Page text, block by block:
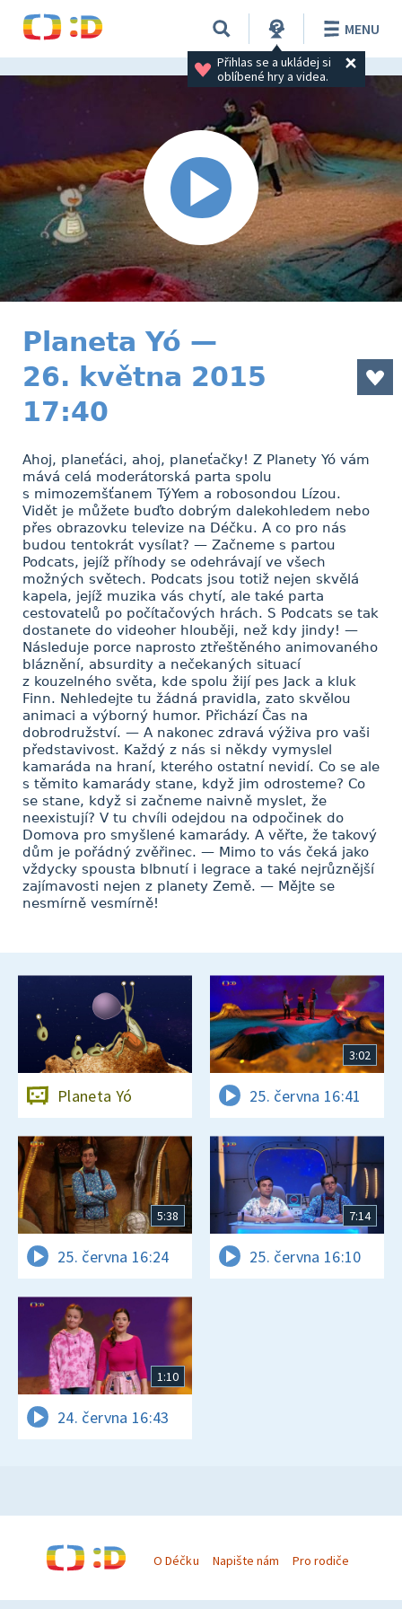
Přihlas se a ukládej si
oblíbené hry a videa.
MENU
Planeta Yó —
26. května 2015
17:40
Ahoj, planeťáci, ahoj, planeťačky! Z Planety Yó vám
mává celá moderátorská parta spolu
s mimozemšťanem TýYem a robosondou Lízou.
Vidět je můžete buďto dobrým dalekohledem nebo
přes obrazovku televize na Déčku. A co pro nás
budou tentokrát vysílat? — Začneme s partou
Podcats, jejíž příhody se odehrávají ve všech
možných světech. Podcats jsou totiž nejen skvělá
kapela, jejíž muzika vás chytí, ale také parta
cestovatelů po počítačových hrách. S Podcats se tak
dostanete do videoher hlouběji, než kdy jindy! —
Následuje porce naprosto ztřeštěného animovaného
bláznění, absurdity a nečekaných situací
z kouzelného světa, kde spolu žijí pes Jack a kluk
Finn. Nehledejte tu žádná pravidla, zato skvělou
animaci a výborný humor. Přichází Čas na
dobrodružství. — A nakonec zdravá výživa pro vaši
představivost. Každý z nás si někdy vymyslel
kamaráda na hraní, kterého ostatní nevidí. Co se ale
s těmito kamarády stane, když jim odrosteme? Co
se stane, když si začneme naivně myslet, že
neexistují? V tu chvíli odejdou na odpočinek do
Domova pro smyšlené kamarády. A věřte, že takový
dům je pořádný zvěřinec. — Mimo to vás čeká jako
vždycky spousta blbnutí i legrace a také nejrůznější
zajímavosti nejen z planety Země. — Mějte se
nesmírně vesmírně!
Planeta Yó
3:02
25. června 16:41
5:38
25. června 16:24
7:14
25. června 16:10
1:10
24. června 16:43
O Déčku Napište nám Pro rodiče